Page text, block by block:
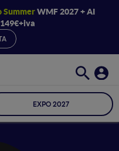
SummerWMF 2027 + AI
EXPO 2027